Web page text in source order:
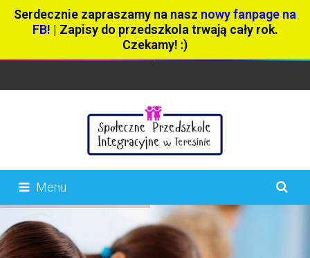
Serdecznie zapraszamy na nasz nowy fanpage na
FB! | Zapisy do przedszkola trwają cały rok.
Czekamy! :)
Menu